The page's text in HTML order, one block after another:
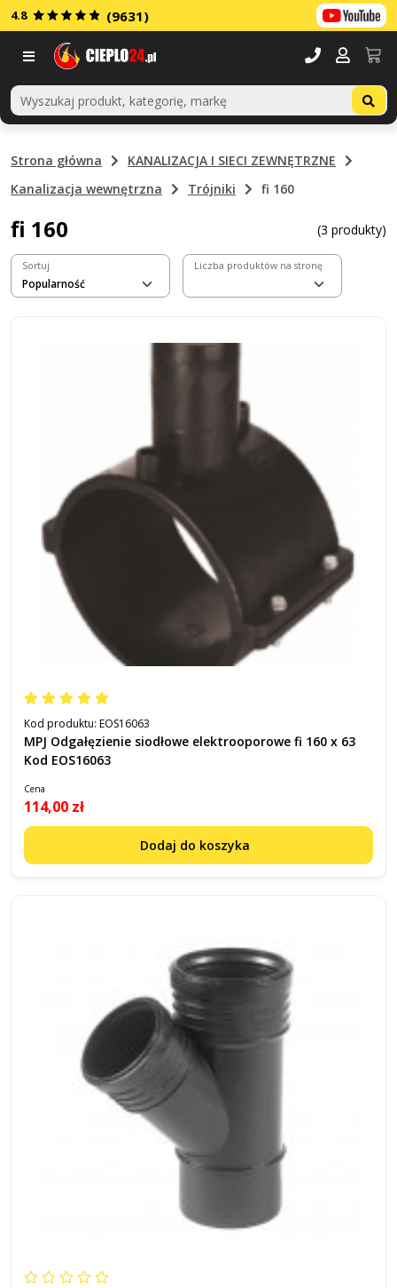
4.8 (9631)
Strona główna
KANALIZACJA I SIECI ZEWNĘTRZNE
Kanalizacja wewnętrzna
Trójniki fi 160
fi 160 (3 produkty)
Sortuj Liczba produktów na stronę
Kod produktu: EOS16063
MPJ Odgałęzienie siodłowe elektrooporowe fi 160 x 63
Kod EOS16063
Cena
114,00 zł
Dodaj do koszyka